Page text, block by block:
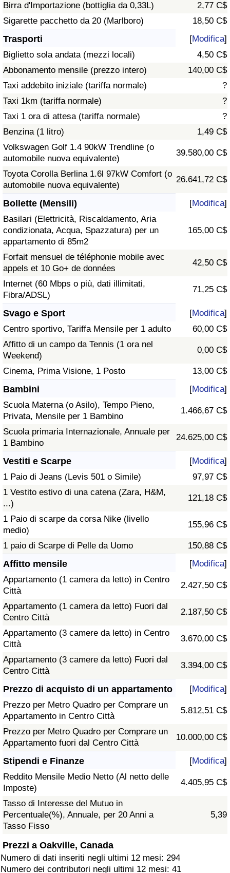
Birra d'Importazione (bottiglia da 0,33L)
2,77 C$
Sigarette pacchetto da 20 (Marlboro)
18,50 C$
Trasporti [Modifica]
Biglietto sola andata (mezzi locali)
4,50 C$
Abbonamento mensile (prezzo intero)
140,00 C$
Taxi addebito iniziale (tariffa normale)
?
Taxi 1km (tariffa normale)
?
Taxi 1 ora di attesa (tariffa normale)
?
Benzina (1 litro)
1,49 C$
Volkswagen Golf 1.4 90kW Trendline (o
automobile nuova equivalente)
39.580,00 C$
Toyota Corolla Berlina 1.6l 97kW Comfort (o
automobile nuova equivalente)
26.641,72 C$
Bollette (Mensili) [Modifica]
Basilari (Elettricità, Riscaldamento, Aria
condizionata, Acqua, Spazzatura) per un
appartamento di 85m2
165,00 C$
Forfait mensuel de téléphonie mobile avec
appels et 10 Go+ de données
42,50 C$
Internet (60 Mbps o più, dati illimitati,
Fibra/ADSL)
71,25 C$
Svago e Sport [Modifica]
Centro sportivo, Tariffa Mensile per 1 adulto
60,00 C$
Affitto di un campo da Tennis (1 ora nel
Weekend)
0,00 C$
Cinema, Prima Visione, 1 Posto 13,00 C$
Bambini [Modifica]
Scuola Materna (o Asilo), Tempo Pieno,
Privata, Mensile per 1 Bambino
1.466,67 C$
Scuola primaria Internazionale, Annuale per
1 Bambino
24.625,00 C$
Vestiti e Scarpe [Modifica]
1 Paio di Jeans (Levis 501 o Simile)
97,97 C$
1 Vestito estivo di una catena (Zara, H&M,
...)
121,18 C$
1 Paio di scarpe da corsa Nike (livello
medio)
155,96 C$
1 paio di Scarpe di Pelle da Uomo 150,88 C$
Affitto mensile [Modifica]
Appartamento (1 camera da letto) in Centro
Città
2.427,50 C$
Appartamento (1 camera da letto) Fuori dal
Centro Città
2.187,50 C$
Appartamento (3 camere da letto) in Centro
Città
3.670,00 C$
Appartamento (3 camere da letto) Fuori dal
Centro Città
3.394,00 C$
Prezzo di acquisto di un appartamento [Modifica]
Prezzo per Metro Quadro per Comprare un
Appartamento in Centro Città
5.812,51 C$
Prezzo per Metro Quadro per Comprare un
Appartamento fuori dal Centro Città
10.000,00 C$
Stipendi e Finanze [Modifica]
Reddito Mensile Medio Netto (Al netto delle
Imposte)
4.405,95 C$
Tasso di Interesse del Mutuo in
Percentuale(%), Annuale, per 20 Anni a
Tasso Fisso
5,39
Prezzi a Oakville, Canada
Numero di dati inseriti negli ultimi 12 mesi: 294
Numero dei contributori negli ultimi 12 mesi: 41
Indice del traffico (Corrente)
Indice del traffico per Nazione